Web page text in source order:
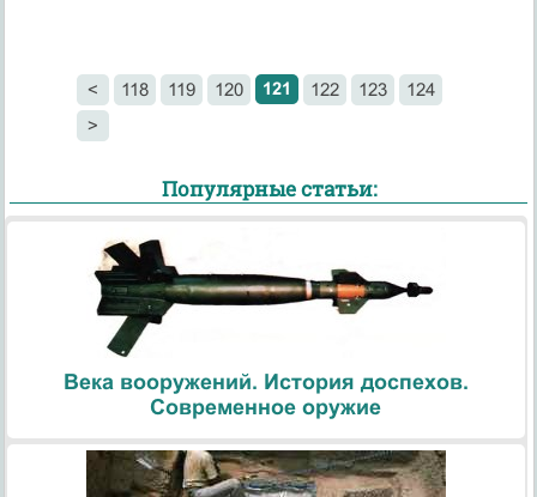
< 118 119 120 121 122 123
124
>
Популярные статьи:
Века вооружений. История доспехов.
Современное оружие